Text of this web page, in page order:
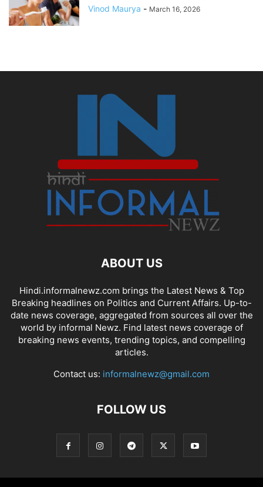
Vinod Maurya - March 16, 2026
ABOUT US
Hindi.informalnewz.com brings the Latest News & Top
Breaking headlines on Politics and Current Affairs. Up-to-
date news coverage, aggregated from sources all over the
world by informal Newz. Find latest news coverage of
breaking news events, trending topics, and compelling
articles.
Contact us: informalnewz@gmail.com
FOLLOW US